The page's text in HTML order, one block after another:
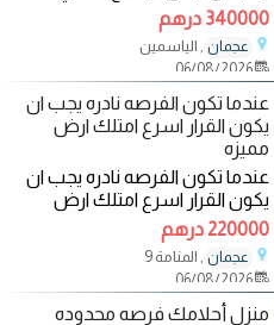
متكامل يوفر لك تجربة معيشية
راقية وفرصة
340000 درهم
عجمان , الياسمين
06/08/2026
عندما تكون الفرصه نادره يجب ان
يكون القرار اسرع امتلك ارض
مميزه
عندما تكون الفرصه نادره يجب ان
يكون القرار اسرع امتلك ارض
مميزه اول ارض من الشارع في
منطقة المنامه
220000 درهم
عجمان , المنامة 9
06/08/2026
منزل أحلامك فرصه محدوده